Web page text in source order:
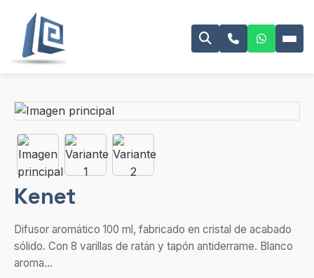
Kenet
Difusor aromático 100 ml, fabricado en cristal de acabado
sólido. Con 8 varillas de ratán y tapón antiderrame. Blanco
aroma...